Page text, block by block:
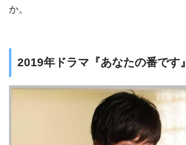
か。
2019年ドラマ『あなたの番です』